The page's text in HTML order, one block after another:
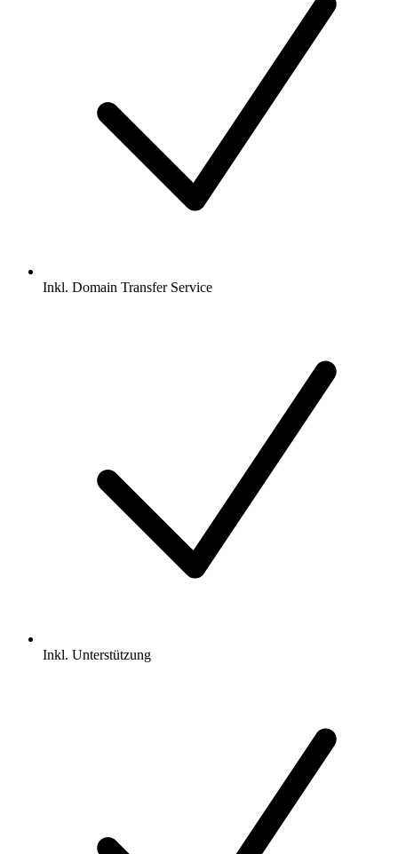
Inkl. Domain Transfer Service
Inkl. Unterstützung